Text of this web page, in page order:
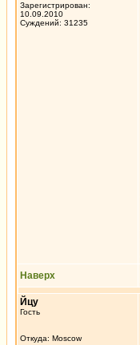
Зарегистрирован:
10.09.2010
Суждений: 31235
Наверх
Йцу
Гость
Откуда: Moscow